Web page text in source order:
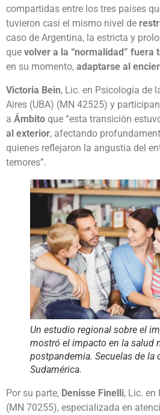
compartidas entre los tres países
tuvieron casi el mismo nivel de
caso de Argentina, la estricta y
que volver a la “normalidad” fuera
en su momento, adaptarse al
Victoria Bein, Lic. en Psicología de
Aires (UBA) (MN 42525) y
a Ámbito que “esta transición
al exterior, afectando
quienes reflejaron la angustia del
temores”.
Un estudio regional sobre el
mostró el impacto en la salud
postpandemia. Secuelas de la
Sudamérica.
Por su parte, Denisse Finelli, Lic. en
(MN 70255), especializada en